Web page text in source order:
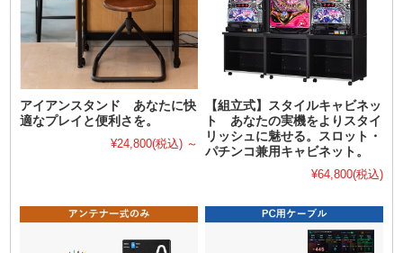
アイアンスタンド あなたに快
適なプレイと便利さを。
¥24,800(税込) ～
【組立式】スタイルキャビネッ
ト あなたの実機をよりスタイ
リッシュに魅せる。スロット・
パチンコ兼用キャビネット。
¥64,800(税込)